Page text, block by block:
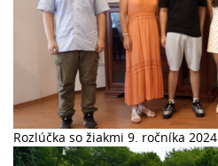
Rozlúčka so žiakmi 9. ročníka 2024